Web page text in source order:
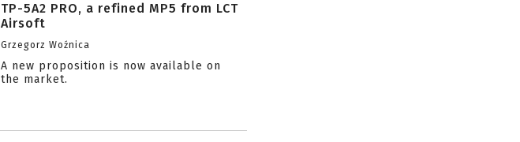
TP-5A2 PRO, a refined MP5 from LCT
Airsoft
Grzegorz Woźnica
A new proposition is now available on
the market.